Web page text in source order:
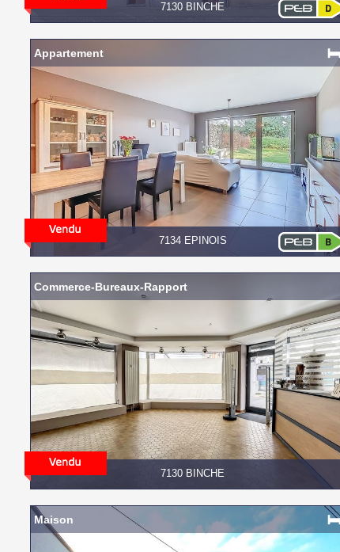
7130 BINCHE
7134 EPINOIS
Appartement
7130 BINCHE
Commerce-Bureaux-Rapport
Maison